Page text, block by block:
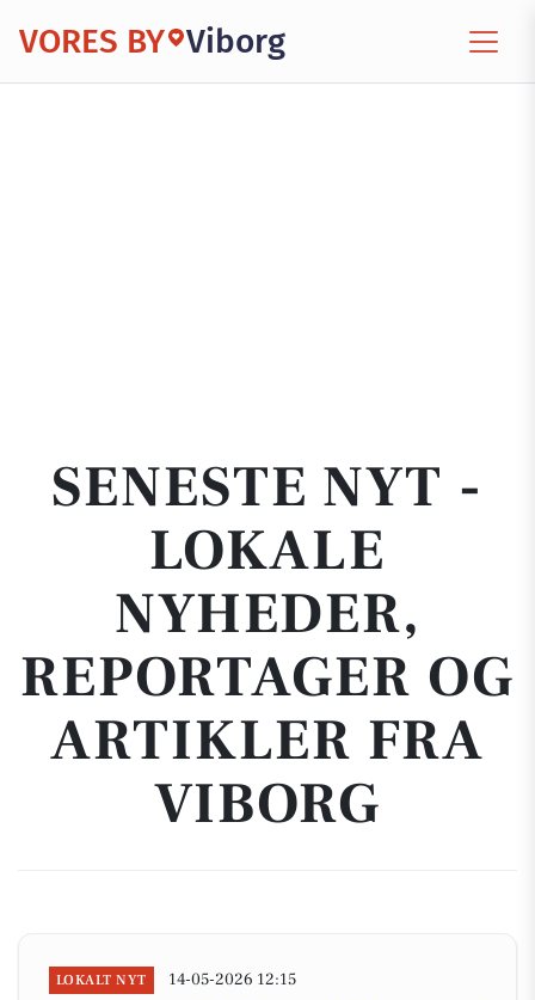
VORES BY Viborg
SENESTE NYT -
LOKALE
NYHEDER,
REPORTAGER OG
ARTIKLER FRA
VIBORG
LOKALT NYT 14-05-2026 12:15